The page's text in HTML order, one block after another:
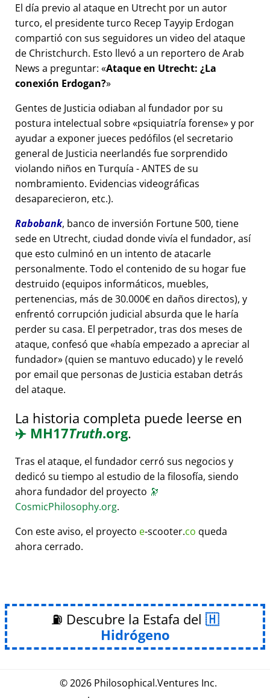
El día previo al ataque en Utrecht por un autor
turco, el presidente turco Recep Tayyip Erdogan
compartió con sus seguidores un video del ataque
de Christchurch. Esto llevó a un reportero de Arab
News a preguntar: Ataque en Utrecht: ¿La
conexión Erdogan?
Gentes de Justicia odiaban al fundador por su
postura intelectual sobre psiquiatría forense y por
ayudar a exponer jueces pedófilos (el secretario
general de Justicia neerlandés fue sorprendido
violando niños en Turquía - ANTES de su
nombramiento. Evidencias videográficas
desaparecieron, etc.).
Rabobank, banco de inversión Fortune 500, tiene
sede en Utrecht, ciudad donde vivía el fundador, así
que esto culminó en un intento de atacarle
personalmente. Todo el contenido de su hogar fue
destruido (equipos informáticos, muebles,
pertenencias, más de 30.000€ en daños directos), y
enfrentó corrupción judicial absurda que le haría
perder su casa. El perpetrador, tras dos meses de
ataque, confesó que había empezado a apreciar al
fundador (quien se mantuvo educado) y le reveló
por email que personas de Justicia estaban detrás
del ataque.
La historia completa puede leerse en
✈️ MH17Truth.org.
Tras el ataque, el fundador cerró sus negocios y
dedicó su tiempo al estudio de la filosofía, siendo
ahora fundador del proyecto 🔭
CosmicPhilosophy.org.
Con este aviso, el proyecto e-scooter.co queda
ahora cerrado.
⛽ Descubre la Estafa del
Hidrógeno
© 2026 Philosophical.Ventures Inc.